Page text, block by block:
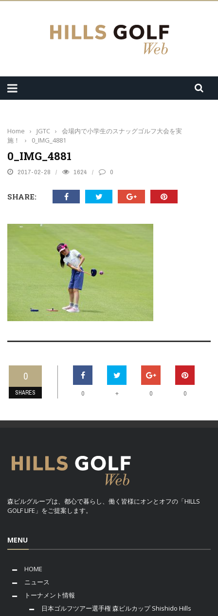
Home › JGTC ›
会場内で小学生のスナッグゴルフ大会を実
施！
› 0_IMG_4881
0_IMG_4881
2017-02-28 1624 0
SHARE:
0
SHARES 0 + 0 0
森ビルグループは、都心で暮らし、働く皆様にオンとオフの「HILLS
GOLF LIFE」をご提案します。
MENU
HOME
ニュース
トーナメント情報
日本ゴルフツアー選手権 森ビルカップ Shishido Hills